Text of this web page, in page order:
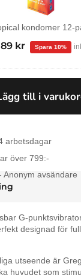
kondomer 12-
Det
priset
99 kr.
89 kr
89
till i
arbetsdagar
över 799:-
Anonym avsändare
G-
designad för
utseende är
huvudet som